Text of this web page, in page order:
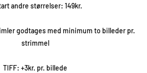
andre størrelser: 149kr.
godtages med minimum to billeder pr.
strimmel
TIFF: +3kr. pr. billede